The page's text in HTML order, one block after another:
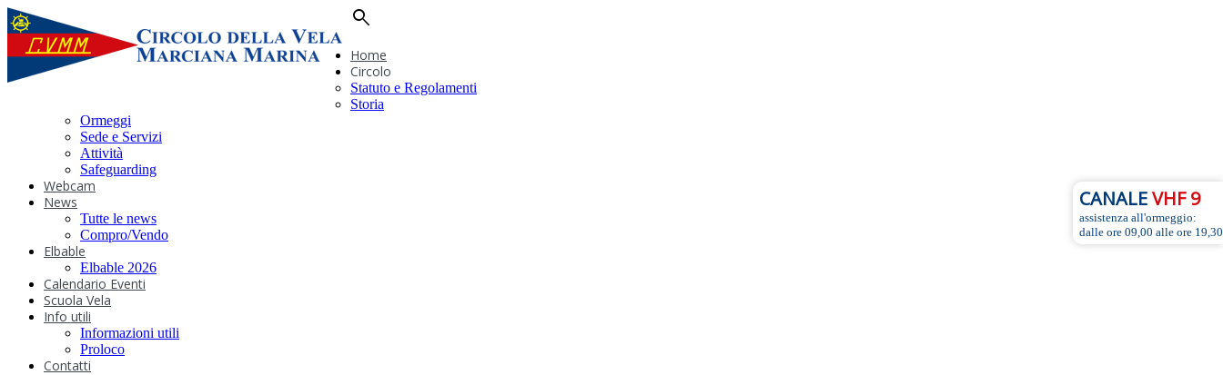
search
Home
Circolo
Statuto e Regolamenti
Storia
Ormeggi
Sede e Servizi
Attività
Safeguarding
Webcam
News
Tutte le news
Compro/Vendo
Elbable
Elbable 2026
Calendario Eventi
Scuola Vela
Info utili
Informazioni utili
Proloco
Contatti
CANALEVHF 9
assistenza all'ormeggio:
dalle ore 09,00 alle ore 19,30